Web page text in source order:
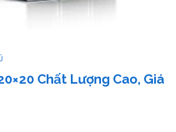
Chất Lượng Cao, Giá